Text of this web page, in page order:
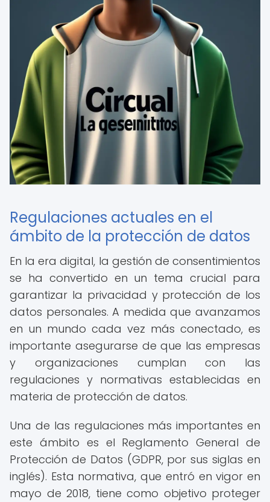
Regulaciones actuales en el
ámbito de la protección de datos
En la era digital, la gestión de consentimientos
se ha convertido en un tema crucial para
garantizar la privacidad y protección de los
datos personales. A medida que avanzamos
en un mundo cada vez más conectado, es
importante asegurarse de que las empresas
y organizaciones cumplan con las
regulaciones y normativas establecidas en
materia de protección de datos.
Una de las regulaciones más importantes en
este ámbito es el Reglamento General de
Protección de Datos (GDPR, por sus siglas en
inglés). Esta normativa, que entró en vigor en
mayo de 2018, tiene como objetivo proteger